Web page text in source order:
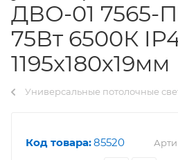
ДВО-01
75Вт 6500К
1195x180х19мм
Универсальные потолочные
Код товара:85520